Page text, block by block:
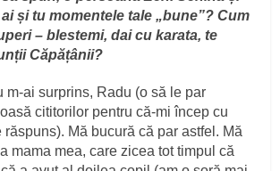
și tu momentele tale „bune”? Cum
– blestemi, dai cu karata, te
Căpățânii?
m-ai surprins, Radu (o să le par
cititorilor pentru că-mi încep cu
răspuns). Mă bucură că par astfel. Mă
mama mea, care zicea tot timpul că